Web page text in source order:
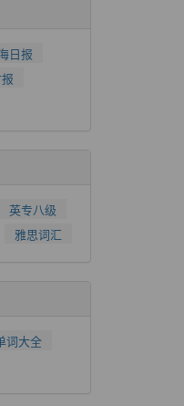
日报
英专八级
雅思词汇
词大全